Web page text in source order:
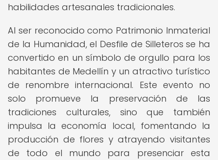
habilidades artesanales tradicionales.
Al ser reconocido como Patrimonio Inmaterial
de la Humanidad, el Desfile de Silleteros se ha
convertido en un símbolo de orgullo para los
habitantes de Medellín y un atractivo turístico
de renombre internacional. Este evento no
solo promueve la preservación de las
tradiciones culturales, sino que también
impulsa la economía local, fomentando la
producción de flores y atrayendo visitantes
de todo el mundo para presenciar esta